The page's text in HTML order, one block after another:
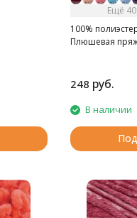
Ещё
100%
Плюшевая
248 руб.
В наличии